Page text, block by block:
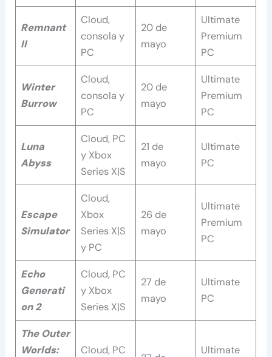
Remnant
II
Cloud,
consola y
PC
20 de
mayo
Ultimate
Premium
PC
Winter
Burrow
Cloud,
consola y
PC
20 de
mayo
Ultimate
Premium
PC
Luna
Abyss
Cloud, PC
y Xbox
Series X|S
21 de
mayo
Ultimate
PC
Escape
Simulator
Cloud,
Xbox
Series X|S
y PC
26 de
mayo
Ultimate
Premium
PC
Echo
Generati
on 2
Cloud, PC
y Xbox
Series X|S
27 de
mayo
Ultimate
PC
The Outer
Worlds:
Cloud, PC Ultimate